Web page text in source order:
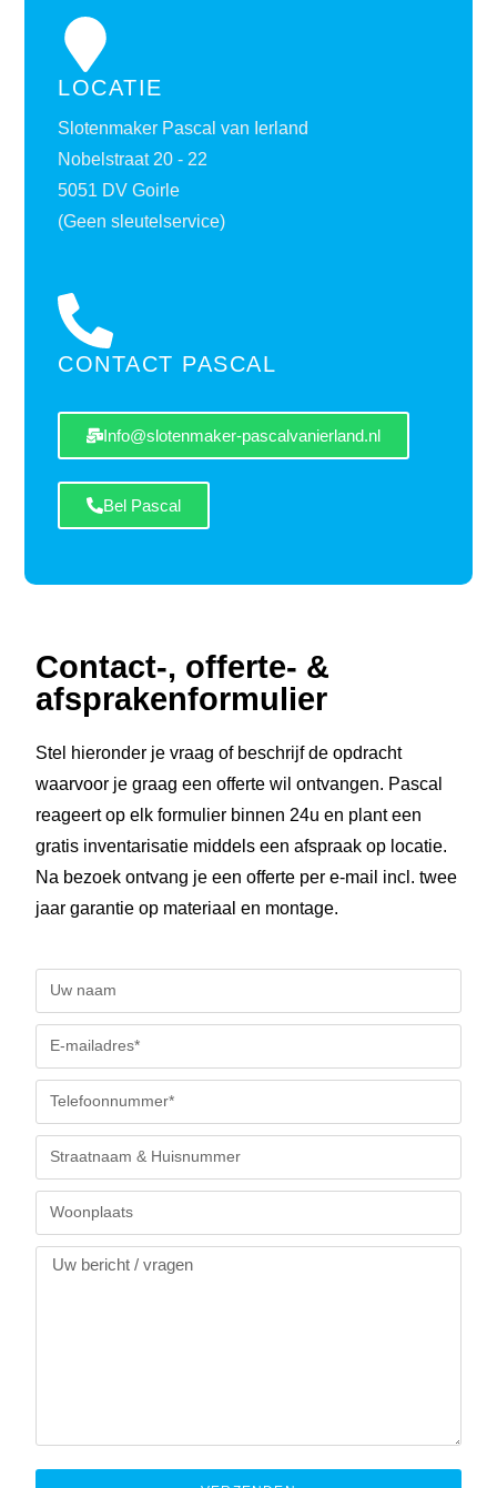
LOCATIE
Slotenmaker Pascal van Ierland
Nobelstraat 20 - 22
5051 DV Goirle
(Geen sleutelservice)
CONTACT PASCAL
Info@slotenmaker-pascalvanierland.nl
Bel Pascal
Contact-, offerte- &
afsprakenformulier
Stel hieronder je vraag of beschrijf de opdracht
waarvoor je graag een offerte wil ontvangen. Pascal
reageert op elk formulier binnen 24u en plant een
gratis inventarisatie middels een afspraak op locatie.
Na bezoek ontvang je een offerte per e-mail incl. twee
jaar garantie op materiaal en montage.